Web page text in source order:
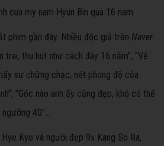
phim gần đây. Nhiều độc giả trên Naver
trai, thu hút như cách đây 16 năm", "Vẻ
sự chững chạc, nét phong độ của
"Góc nào anh ấy cũng đẹp, khó có thể
40"...
Kyo và người đẹp 9x Kang So Ra,